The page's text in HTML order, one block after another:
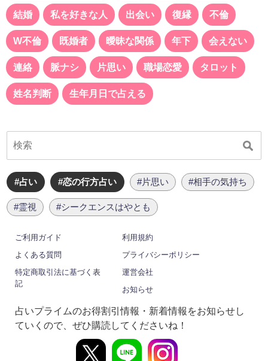
結婚 私を好きな人 出会い 復縁 不倫
W不倫 既婚者 曖昧な関係 年下 会えない
連絡 脈ナシ 片思い 職場恋愛 タロット
姓名判断 生年月日で占える
#占い #恋の行方占い #片思い #相手の気持ち
#霊視 #シークエンスはやとも
ご利用ガイド
利用規約
よくある質問
プライバシーポリシー
特定商取引法に基づく表
記
運営会社
お知らせ
占いプライムのお得割引情報・新着情報をお知らせし
ていくので、ぜひ購読してくださいね！